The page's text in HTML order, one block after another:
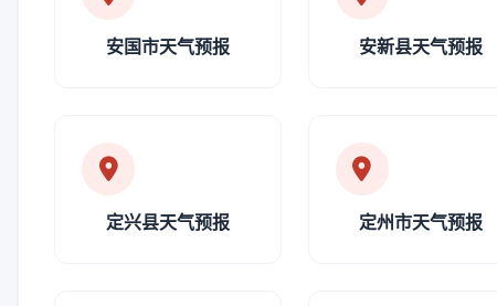
安国市天气预报 安新县天气预报
定兴县天气预报 定州市天气预报